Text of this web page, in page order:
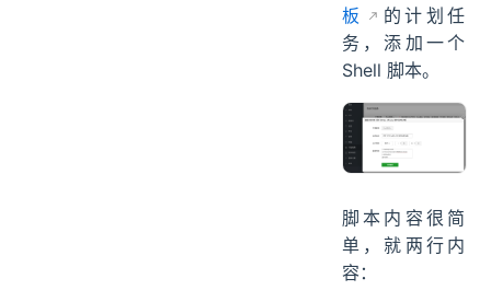
化呢？
可以利用宝塔面
板
的计划任
务，添加一个
Shell 脚本。
脚本内容很简